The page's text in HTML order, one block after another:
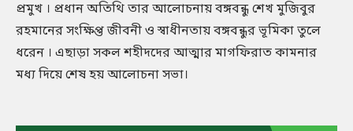
প্রমুখ । প্রধান অতিথি তার আলোচনায় বঙ্গবন্ধু শেখ মুজিবুর
রহমানের সংক্ষিপ্ত জীবনী ও স্বাধীনতায় বঙ্গবন্ধুর ভূমিকা তুলে
ধরেন । এছাড়া সকল শহীদদের আত্মার মাগফিরাত কামনার
মধ্য দিয়ে শেষ হয় আলোচনা সভা।